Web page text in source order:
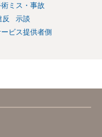
ミス・事故
反
示談
ビス提供者側